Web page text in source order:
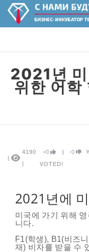
2021년 미
위한 어학
|
4190
|
+0 | -0
VOTED!
2021년에
미국에 가기 위해
니다.
F1(학생), B1(비즈
재) 비자를 받을 수